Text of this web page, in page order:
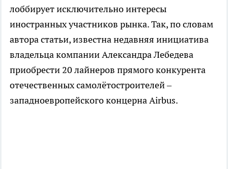
лоббирует исключительно интересы
иностранных участников рынка. Так, по словам
автора статьи, известна недавняя инициатива
владельца компании Александра Лебедева
приобрести 20 лайнеров прямого конкурента
отечественных самолётостроителей –
западноевропейского концерна Airbus.